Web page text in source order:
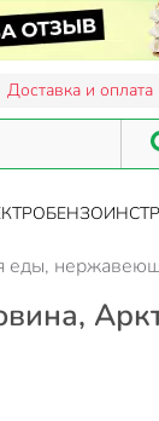
Доставка и оплата
еды,